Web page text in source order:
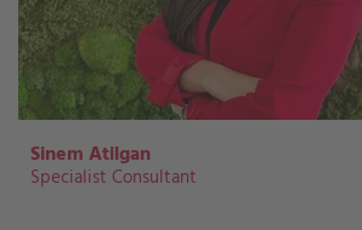
Sinem Atilgan
Specialist Consultant